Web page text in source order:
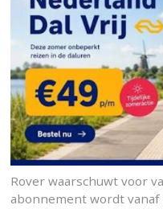
Rover waarschuwt voor
abonnement wordt